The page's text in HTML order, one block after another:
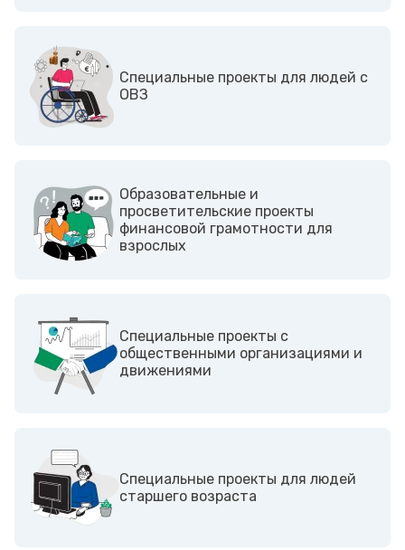
Cпециальные проекты для людей с
ОВЗ
Образовательные и
просветительские проекты
финансовой грамотности для
взрослых
Cпециальные проекты с
общественными организациями и
движениями
Специальные проекты для людей
старшего возраста